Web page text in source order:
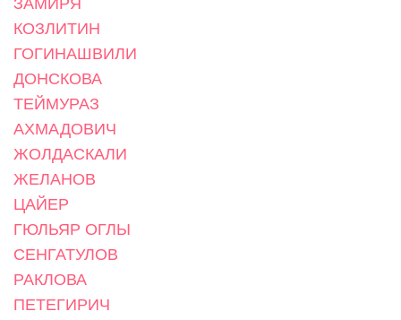
КОЗЛИТИН
ГОГИНАШВИЛИ
ДОНСКОВА
ТЕЙМУРАЗ
АХМАДОВИЧ
ЖОЛДАСКАЛИ
ЖЕЛАНОВ
ЦАЙЕР
ГЮЛЬЯР ОГЛЫ
СЕНГАТУЛОВ
РАКЛОВА
ПЕТЕГИРИЧ